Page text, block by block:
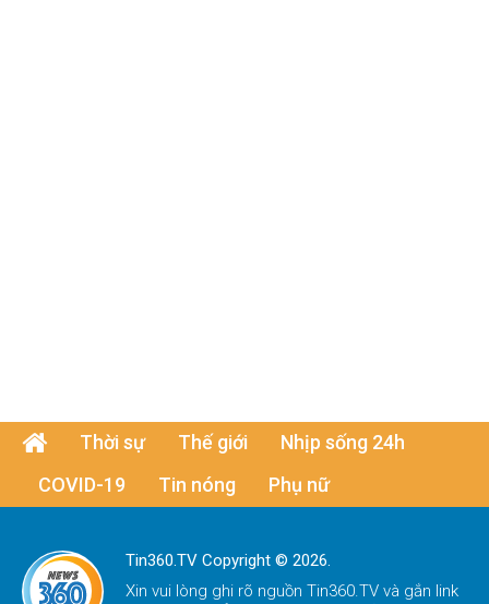
Thời sự Thế giới
Nhịp sống 24h
COVID-19
Tin nóng Phụ nữ
Tin360.TV Copyright © 2026.
Xin vui lòng ghi rõ nguồn Tin360.TV và gắn link